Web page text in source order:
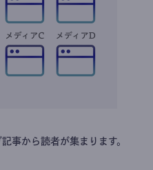
事から読者が集まります。